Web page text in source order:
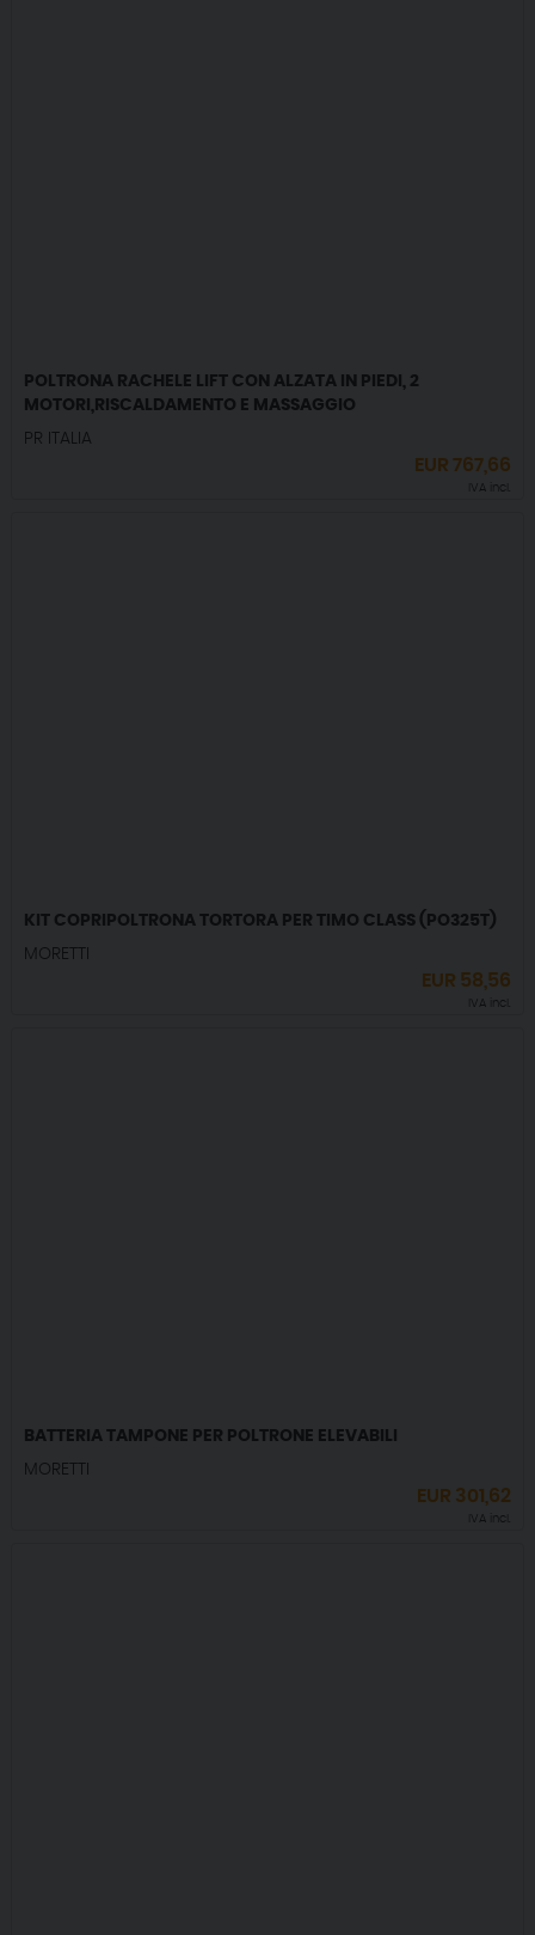
POLTRONA RACHELE LIFT CON ALZATA IN PIEDI, 2
MOTORI,RISCALDAMENTO E MASSAGGIO
PR ITALIA
EUR767,66
IVA incl.
KIT COPRIPOLTRONA TORTORA PER TIMO CLASS (PO325T)
MORETTI
EUR 58,56
IVA incl.
BATTERIA TAMPONE PER POLTRONE ELEVABILI
MORETTI
EUR 301,62
IVA incl.